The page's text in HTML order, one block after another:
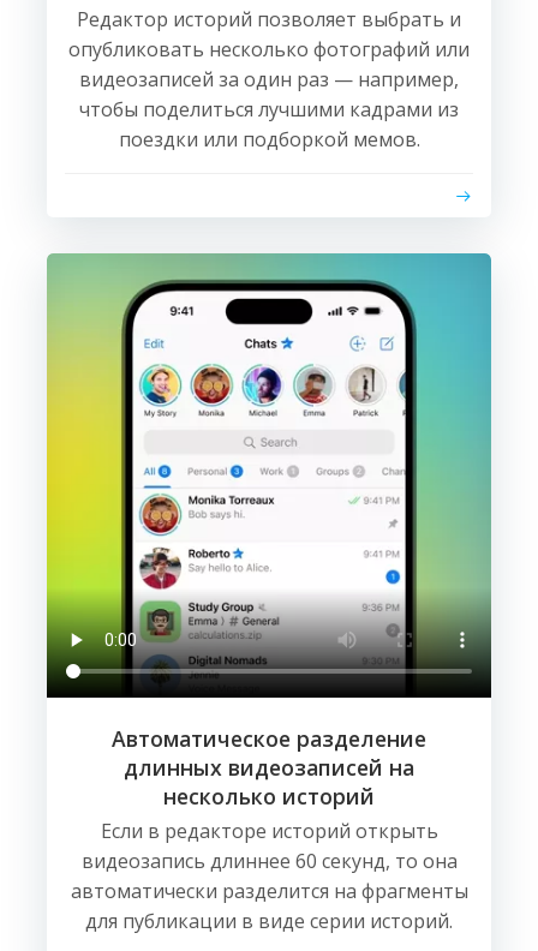
Редактор историй позволяет выбрать и
опубликовать несколько фотографий или
видеозаписей за один раз — например,
чтобы поделиться лучшими кадрами из
поездки или подборкой мемов.
Автоматическое разделение
длинных видеозаписей на
несколько историй
Если в редакторе историй открыть
видеозапись длиннее 60 секунд, то она
автоматически разделится на фрагменты
для публикации в виде серии историй.